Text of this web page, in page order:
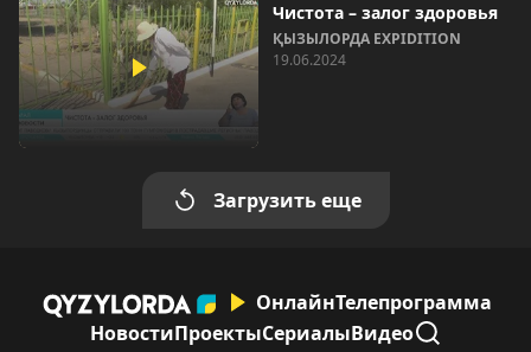
Чистота – залог здоровья
ҚЫЗЫЛОРДА EXPIDITION
19.06.2024
Загрузить еще
ОнлайнТелепрограмма
НовостиПроектыСериалыВидео